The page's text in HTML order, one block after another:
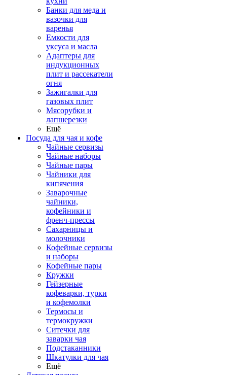
Банки для меда и
вазочки для
варенья
Емкости для
уксуса и масла
Адаптеры для
индукционных
плит и рассекатели
огня
Зажигалки для
газовых плит
Мясорубки и
лапшерезки
Ещё
Посуда для чая и кофе
Чайные сервизы
Чайные наборы
Чайные пары
Чайники для
кипячения
Заварочные
чайники,
кофейники и
френч-прессы
Сахарницы и
молочники
Кофейные сервизы
и наборы
Кофейные пары
Кружки
Гейзерные
кофеварки, турки
и кофемолки
Термосы и
термокружки
Ситечки для
заварки чая
Подстаканники
Шкатулки для чая
Ещё